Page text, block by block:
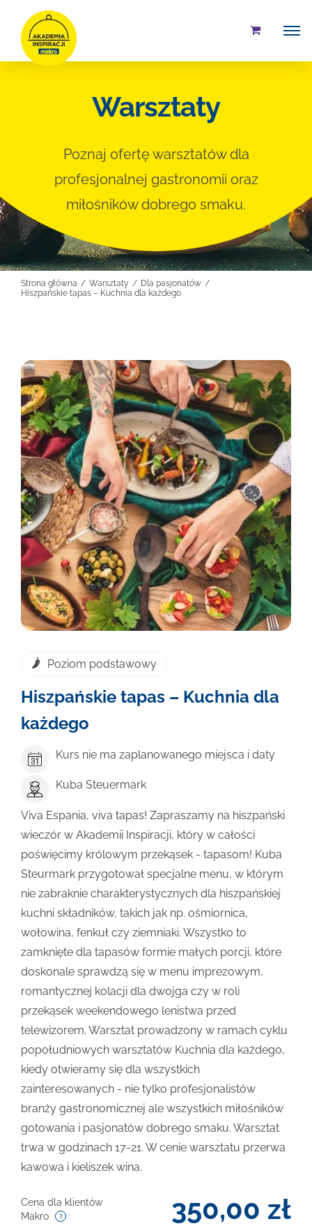
Przejdź
zawartości
Warsztaty
Poznaj ofertę warsztatów dla
profesjonalnej gastronomii oraz
miłośników dobrego smaku.
Strona główna Warsztaty
Dla pasjonatów
Hiszpańskie tapas – Kuchnia dla każdego
Poziom podstawowy
Hiszpańskie tapas – Kuchnia dla
każdego
Cena dla klientów
Makro
350,00 zł
Viva Espania, viva tapas! Zapraszamy na hiszpański
wieczór w Akademii Inspiracji, który w całości
poświęcimy królowym przekąsek - tapasom! Kuba
Steurmark przygotował specjalne menu, w którym
nie zabraknie charakterystycznych dla hiszpańskiej
kuchni składników, takich jak np. ośmiornica,
wołowina, fenkuł czy ziemniaki. Wszystko to
zamknięte dla tapasów formie małych porcji, które
doskonale sprawdzą się w menu imprezowym,
romantycznej kolacji dla dwojga czy w roli
przekąsek weekendowego lenistwa przed
telewizorem. Warsztat prowadzony w ramach cyklu
popołudniowych warsztatów Kuchnia dla każdego,
kiedy otwieramy się dla wszystkich
zainteresowanych - nie tylko profesjonalistów
branży gastronomicznej ale wszystkich miłośników
gotowania i pasjonatów dobrego smaku. Warsztat
trwa w godzinach 17-21. W cenie warsztatu przerwa
kawowa i kieliszek wina.
Kurs nie ma zaplanowanego miejsca i daty
Kuba Steuermark